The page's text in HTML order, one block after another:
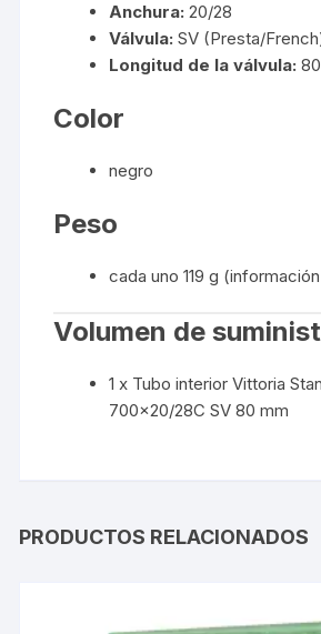
Anchura: 20/28
Válvula:SV (Presta/
Longitud de la válvula:
Color
negro
Peso
cada uno 119 g
Volumen de
1 x Tubo interior Vittoria
700×20/28C SV 80 mm
PRODUCTOS RELACIONADOS